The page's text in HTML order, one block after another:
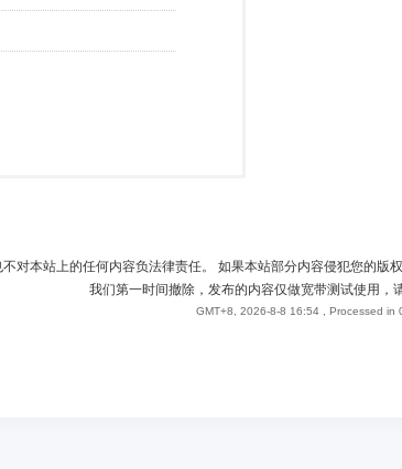
对本站上的任何内容负法律责任。 如果本站部分内容侵犯您的版
我们第一时间撤除，发布的内容仅做宽带测试使用，
GMT+8, 2026-8-8 16:54 , Processed in